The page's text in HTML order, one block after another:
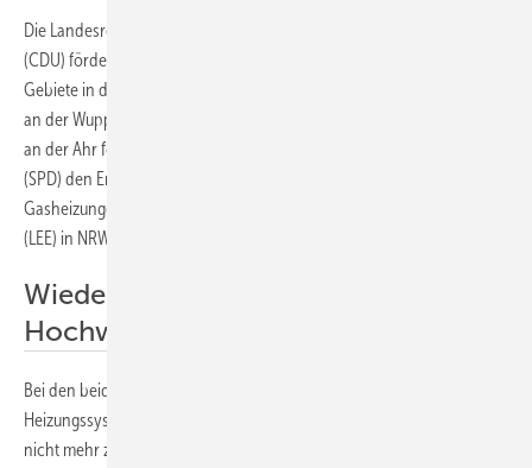
Die Landesregierung von Nordrhein-Westfalen unter Armin Laschet
(CDU) fördert beim Wiederaufbau der im Sommer überfluteten
Gebiete in der Eifel und in der Städte-Region Aachen, an der Ruhr und
an der Wupper klimaschädliche Heizungen. Auch in Rheinland-Pfalz
an der Ahr fördert die Landesregierung in Mainz unter Malu Dreyer
(SPD) den Ersatz der zerstörten Ölheizungen durch neue Öl- und
Gasheizungen. Das teilen die Landesverbände Erneuerbare Energien
(LEE) in NRW und Rheinland-Pfalz mit.
Wiederaufbau am ökologischen
Hochwasserschutz orientieren
Bei den beiden Verbänden stößt die Förderung von
Heizungssystemen, die laut Gebäudeenergiegesetz in gut vier Jahren
nicht mehr zulässig sind, auf Unverständnis. „Beim Wiederaufbau